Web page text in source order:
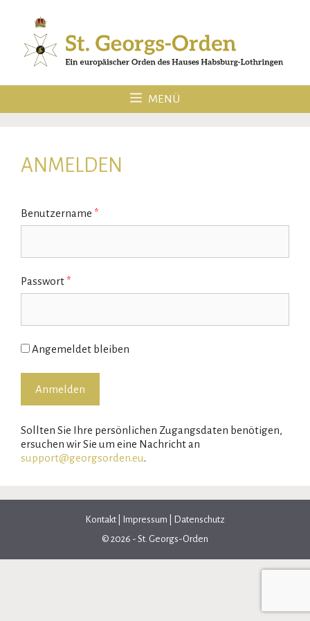
springen
MENÜ
ANMELDEN
Benutzername *
Passwort *
Angemeldet bleiben
Sollten Sie Ihre persönlichen Zugangsdaten benötigen,
ersuchen wir Sie um eine Nachricht an
support@georgsorden.eu.
Kontakt Impressum
Datenschutz
© 2026 - St. Georgs-Orden